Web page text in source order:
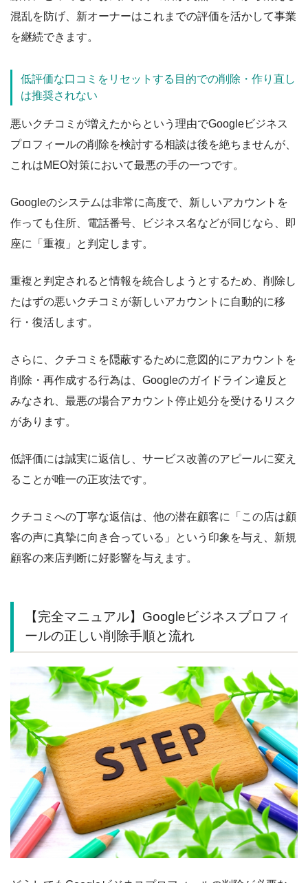
混乱を防げ、新オーナーはこれまでの評価を活かして事業
を継続できます。
低評価な口コミをリセットする目的での削除・作り直し
は推奨されない
悪いクチコミが増えたからという理由でGoogleビジネス
プロフィールの削除を検討する相談は後を絶ちませんが、
これはMEO対策において最悪の手の一つです。
Googleのシステムは非常に高度で、新しいアカウントを
作っても住所、電話番号、ビジネス名などが同じなら、即
座に「重複」と判定します。
重複と判定されると情報を統合しようとするため、削除し
たはずの悪いクチコミが新しいアカウントに自動的に移
行・復活します。
さらに、クチコミを隠蔽するために意図的にアカウントを
削除・再作成する行為は、Googleのガイドライン違反と
みなされ、最悪の場合アカウント停止処分を受けるリスク
があります。
低評価には誠実に返信し、サービス改善のアピールに変え
ることが唯一の正攻法です。
クチコミへの丁寧な返信は、他の潜在顧客に「この店は顧
客の声に真摯に向き合っている」という印象を与え、新規
顧客の来店判断に好影響を与えます。
【完全マニュアル】Googleビジネスプロフィ
ールの正しい削除手順と流れ